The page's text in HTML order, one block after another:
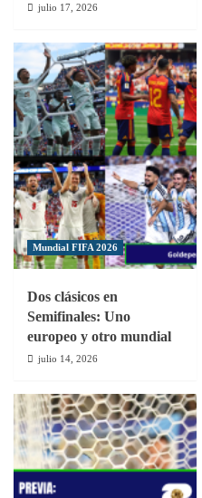
julio 17, 2026
Mundial FIFA 2026
Dos clásicos en
Semifinales: Uno
europeo y otro mundial
julio 14, 2026